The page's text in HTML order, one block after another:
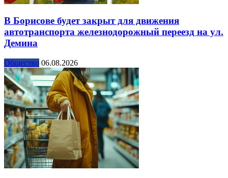
В Борисове будет закрыт для движения
автотранспорта железнодорожный переезд на ул.
Демина
Общество 06.08.2026